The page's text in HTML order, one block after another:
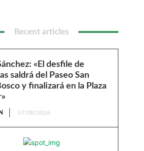
Recent articles
«El desfile de
saldrá del Paseo San
y finalizará en la Plaza
07/08/2026